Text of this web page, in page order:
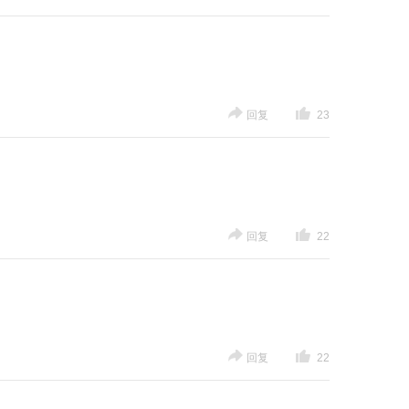
23
回复
22
回复
22
回复